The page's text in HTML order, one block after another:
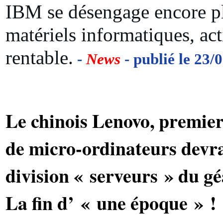
IBM se désengage encore
matériels informatiques,
rentable. - News - publié le 23/
Le chinois Lenovo,
de micro-ordinateurs
division « serveurs » du
La fin d’ « une époque » !